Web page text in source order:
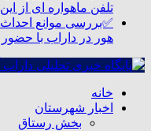
تلفن ماهواره ای از این
هور در داراب با
خانه
اخبار شهرستان
بخش رستاق